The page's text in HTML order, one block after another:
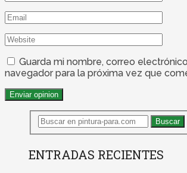
Guarda mi nombre, correo
navegador para la próxima vez que
ENTRADAS RECIENTES